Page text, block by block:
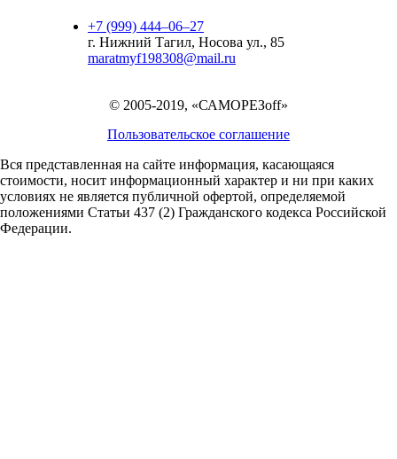
+7 (999) 444‒06‒27
г. Нижний Тагил, Носова ул., 85
maratmyf198308@mail.ru
© 2005-2019, «САМОРЕЗoff»
Пользовательское соглашение
Вся представленная на сайте информация, касающаяся
стоимости, носит информационный характер и ни при каких
условиях не является публичной офертой, определяемой
положениями Статьи 437 (2) Гражданского кодекса Российской
Федерации.